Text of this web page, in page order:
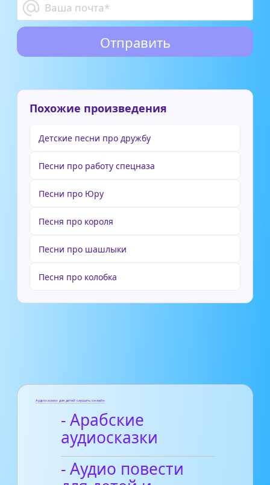
Похожие произведения
Детские песни про дружбу
Песни про работу спецназа
Песни про Юру
Песня про короля
Песни про шашлыки
Песня про колобка
Аудиосказки для детей слушать онлайн
- Арабские
аудиосказки
- Аудио повести